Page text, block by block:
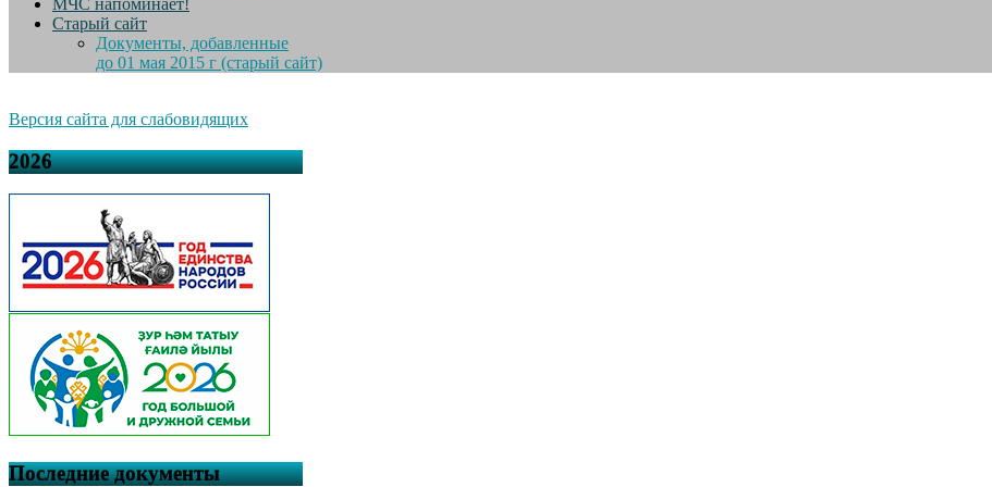
МЧС напоминает!
Старый сайт
Документы, добавленные
до 01 мая 2015 г (старый сайт)
Версия сайта для слабовидящих
2026
Последние документы